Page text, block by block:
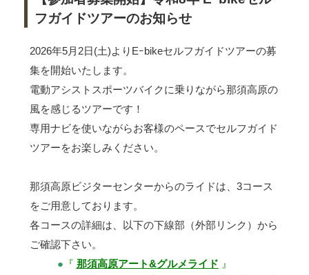
フガイドツアーのお知らせ
2026年5月2日(土)よりEｰbikeセルフガイドツアーの募
集を開始いたします。
電動アシストスポーツバイクに乗りながら那須高原の
風を感じるツアーです！
専用ナビを使いながらお客様のペースでセルフガイド
ツアーをお楽しみください。
那須高原ビジターセンターからのライドは、3コース
をご用意しております。
各コースの詳細は、以下の下線部（外部リンク）から
ご確認下さい。
● 『 那須高原アート&グルメライド 』